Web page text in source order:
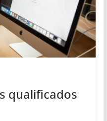
qualificados